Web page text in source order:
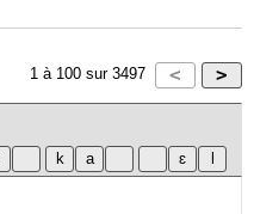
1 à 100 sur 3497